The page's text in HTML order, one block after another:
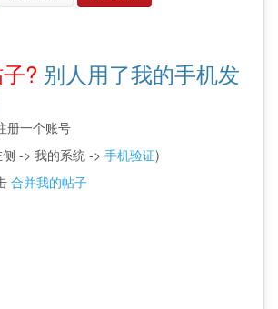
? 别人用了我的手机发
册一个账号
-> 我的系统 -> 手机验证)
合并我的帖子